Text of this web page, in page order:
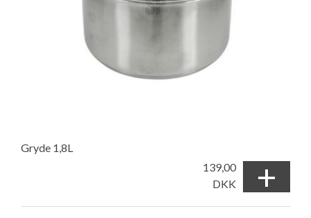
Gryde 1,8L
139,00
DKK
+